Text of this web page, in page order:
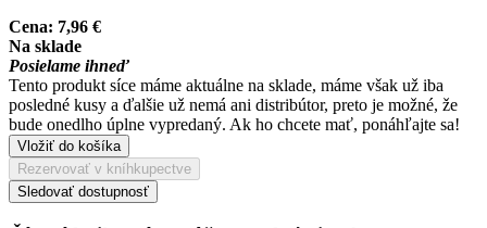
Cena: 7,96 €
Na sklade
Posielame ihneď
Tento produkt síce máme aktuálne na sklade, máme však už iba
posledné kusy a ďalšie už nemá ani distribútor, preto je možné, že
bude onedlho úplne vypredaný. Ak ho chcete mať, ponáhľajte sa!
Vložiť do košíka
Rezervovať v kníhkupectve
Sledovať dostupnosť